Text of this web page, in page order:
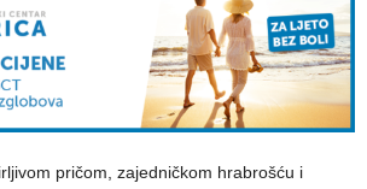
pričom, zajedničkom hrabrošću i